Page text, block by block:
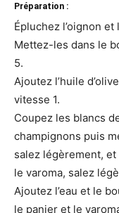
Préparation :
Épluchez l’oignon
Mettez-les dans le
5.
Ajoutez l’huile
vitesse 1.
Coupez les blancs
champignons puis
salez légèrement,
le varoma, salez
Ajoutez l’eau et le
le panier et le